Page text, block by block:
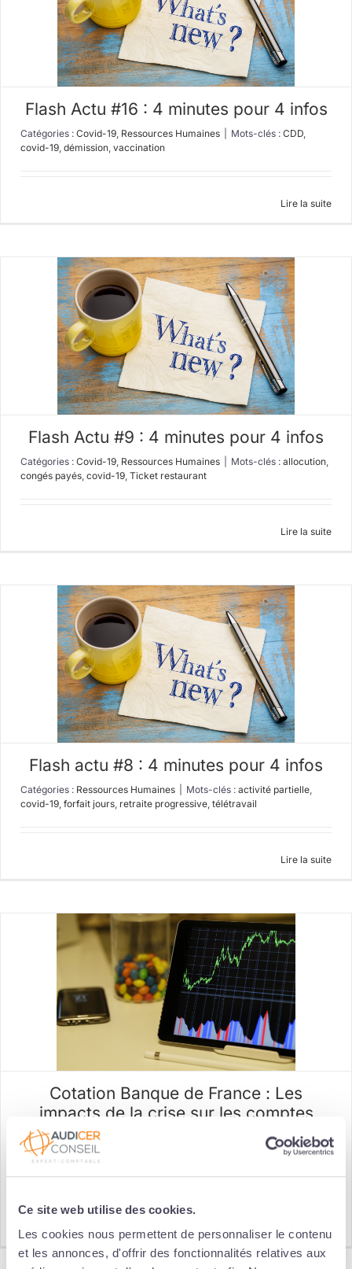
Ce site web utilise des cookies.
Les cookies nous permettent de personnaliser le contenu
et les annonces, d'offrir des fonctionnalités relatives aux
Flash Actu #16 : 4 minutes pour 4 infos
Catégories : Covid-19, Ressources Humaines Mots-clés : CDD,
covid-19, démission, vaccination
Lire la suite
Flash Actu #9 : 4 minutes pour 4 infos
Catégories : Covid-19, Ressources Humaines Mots-clés : allocution,
congés payés, covid-19, Ticket restaurant
Lire la suite
Flash actu #8 : 4 minutes pour 4 infos
Catégories : Ressources Humaines Mots-clés : activité partielle,
covid-19, forfait jours, retraite progressive, télétravail
Lire la suite
Cotation Banque de France : Les
impacts de la crise sur les comptes
Catégories : Business
Mots-clés :